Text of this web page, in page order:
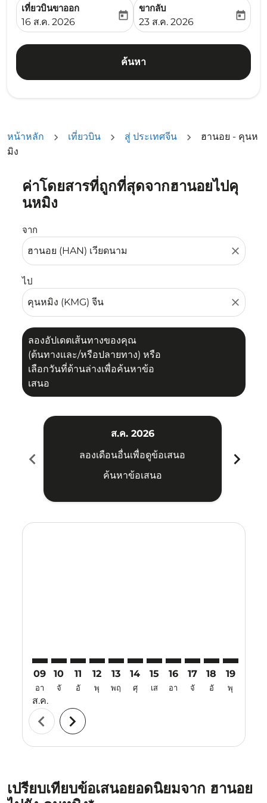
เที่ยวบินขาออก
fc-booking-departure-date-aria-label
16 ส.ค. 2026
today
ขากลับ
fc-booking-return-date-
23 ส.ค. 2026
today
ค้นหา
หน้าหลัก เที่ยวบิน สู่ ประเทศจีน
ฮานอย - คุนห
มิง
ค่าโดยสารที่ถูกที่สุดจากฮานอยไปคุ
นหมิง
จาก
close
ไป
close
ลองอัปเดตเส้นทางของคุณ
(ต้นทางและ/หรือปลายทาง) หรือ
เลือกวันที่ด้านล่างเพื่อค้นหาข้อ
เสนอ
ลองอัปเดตเส้นทางของคุณ (ต้นทางและ/หรือปลายทาง) หรื
chevron_left
ส.ค. 2026
ลองเดือนอื่นเพื่อดูข้อเสนอ
ค้นหาข้อเสนอ
chevron_right
09
อา
ส.ค.
10
จั
11
อั
12
พุ
13
พฤ
14
ศุ
15
เส
16
อา
17
จั
18
อั
19
พุ
chevron_left chevron_right
เปรียบเทียบข้อเสนอยอดนิยมจาก ฮานอย